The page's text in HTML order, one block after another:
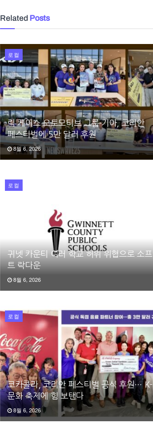
Related Posts
로컬
릭 케이스 오토모티브 그룹·기아, 코리안
페스티벌에 5만 달러 후원
8월 6, 2026
로컬
귀넷 카운티 여러 학교 허위 위협으로 소프
트 락다운
8월 6, 2026
로컬
코카콜라, 코리안 페스티벌 공식 후원… K-
문화 축제에 힘 보탠다
8월 6, 2026